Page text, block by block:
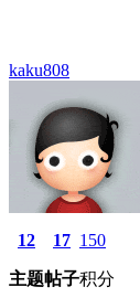
kaku808
12
主题
17
帖子
150
积分